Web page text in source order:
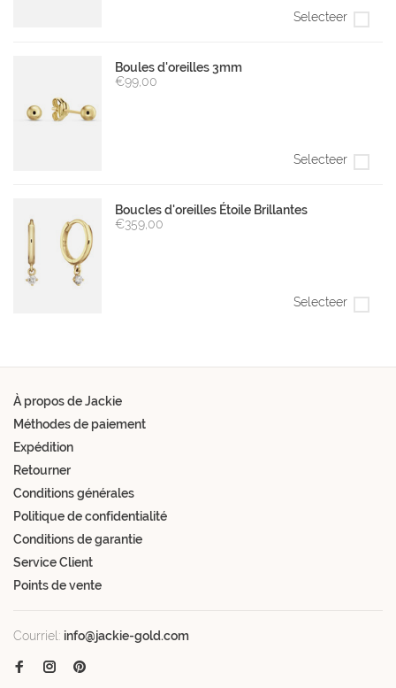
Selecteer
Boules d'oreilles 3mm
€99,00
Selecteer
Boucles d'oreilles Étoile Brillantes
€359,00
Selecteer
À propos de Jackie
Méthodes de paiement
Expédition
Retourner
Conditions générales
Politique de confidentialité
Conditions de garantie
Service Client
Points de vente
Courriel: info@jackie-gold.com